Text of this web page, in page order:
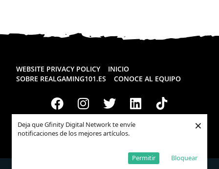
Deja que Gfinity Digital Network te envíe
notificaciones de los mejores artículos.
Bloquear
Permitir
×
WEBSITE PRIVACY POLICY
INICIO
SOBRE REALGAMING101.ES
CONOCE AL EQUIPO
Todos los derechos reservadosRealgaming.es